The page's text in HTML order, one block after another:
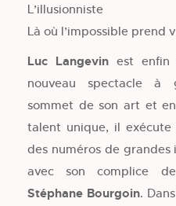
L’illusionniste
Là où l’impossible prend
Luc Langevin est
nouveau spectacle à
sommet de son art et
talent unique, il exécute
des numéros de grandes
avec son complice
Stéphane Bourgoin.